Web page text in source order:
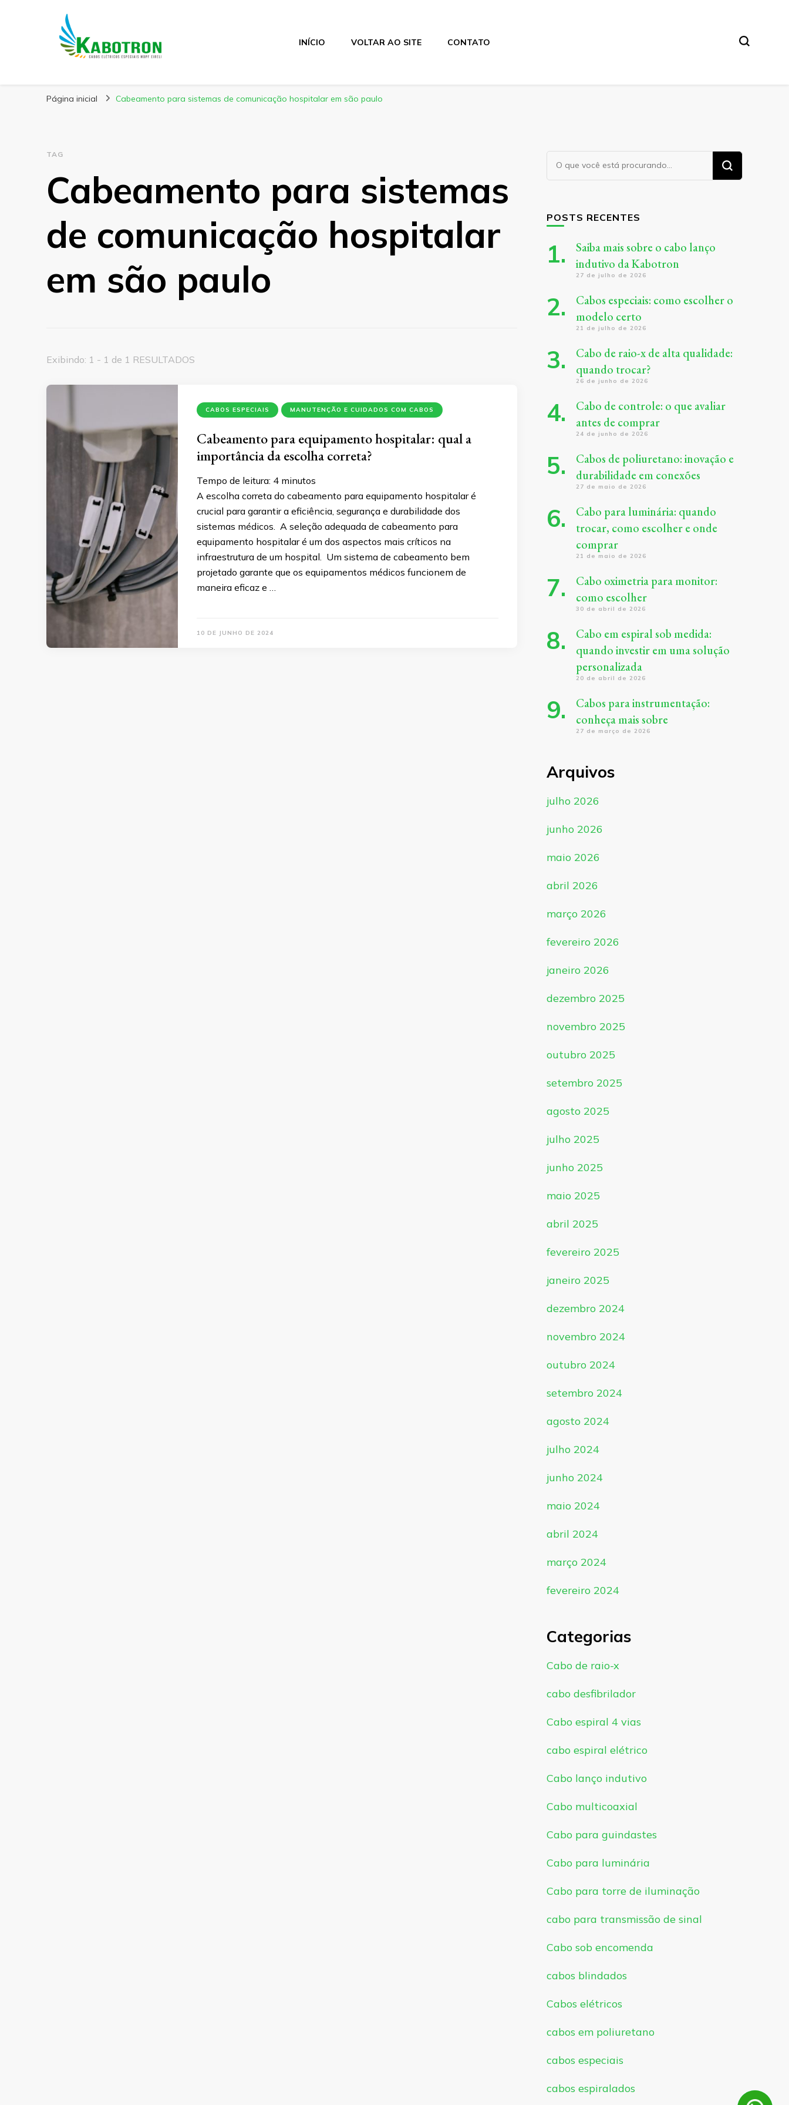
Kabotron
INÍCIO VOLTAR AO SITE CONTATO
Página inicial Cabeamento para sistemas de comunicação hospitalar em são paulo
TAG
Cabeamento para sistemas
de comunicação hospitalar
em são paulo
Exibindo: 1 - 1 de 1 RESULTADOS
CABOS ESPECIAIS MANUTENÇÃO E CUIDADOS COM CABOS
Cabeamento para equipamento hospitalar: qual a
importância da escolha correta?
Tempo de leitura: 4 minutos
A escolha correta do cabeamento para equipamento hospitalar é
crucial para garantir a eficiência, segurança e durabilidade dos
sistemas médicos. A seleção adequada de cabeamento para
equipamento hospitalar é um dos aspectos mais críticos na
infraestrutura de um hospital. Um sistema de cabeamento bem
projetado garante que os equipamentos médicos funcionem de
maneira eficaz e …
10 DE JUNHO DE 2024
Procurando
algo?
POSTS RECENTES
Saiba mais sobre o cabo lanço
indutivo da Kabotron
27 de julho de 2026
Cabos especiais: como escolher o
modelo certo
21 de julho de 2026
Cabo de raio-x de alta qualidade:
quando trocar?
26 de junho de 2026
Cabo de controle: o que avaliar
antes de comprar
24 de junho de 2026
Cabos de poliuretano: inovação e
durabilidade em conexões
27 de maio de 2026
Cabo para luminária: quando
trocar, como escolher e onde
comprar
21 de maio de 2026
Cabo oximetria para monitor:
como escolher
30 de abril de 2026
Cabo em espiral sob medida:
quando investir em uma solução
personalizada
20 de abril de 2026
Cabos para instrumentação:
conheça mais sobre
27 de março de 2026
Arquivos
julho 2026
junho 2026
maio 2026
abril 2026
março 2026
fevereiro 2026
janeiro 2026
dezembro 2025
novembro 2025
outubro 2025
setembro 2025
agosto 2025
julho 2025
junho 2025
maio 2025
abril 2025
fevereiro 2025
janeiro 2025
dezembro 2024
novembro 2024
outubro 2024
setembro 2024
agosto 2024
julho 2024
junho 2024
maio 2024
abril 2024
março 2024
fevereiro 2024
Categorias
Cabo de raio-x
cabo desfibrilador
Cabo espiral 4 vias
cabo espiral elétrico
Cabo lanço indutivo
Cabo multicoaxial
Cabo para guindastes
Cabo para luminária
Cabo para torre de iluminação
cabo para transmissão de sinal
Cabo sob encomenda
cabos blindados
Cabos elétricos
cabos em poliuretano
cabos especiais
cabos espiralados